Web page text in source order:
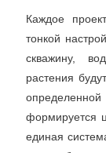
Каждое
тонкой
скважину,
растения
формируется
единая